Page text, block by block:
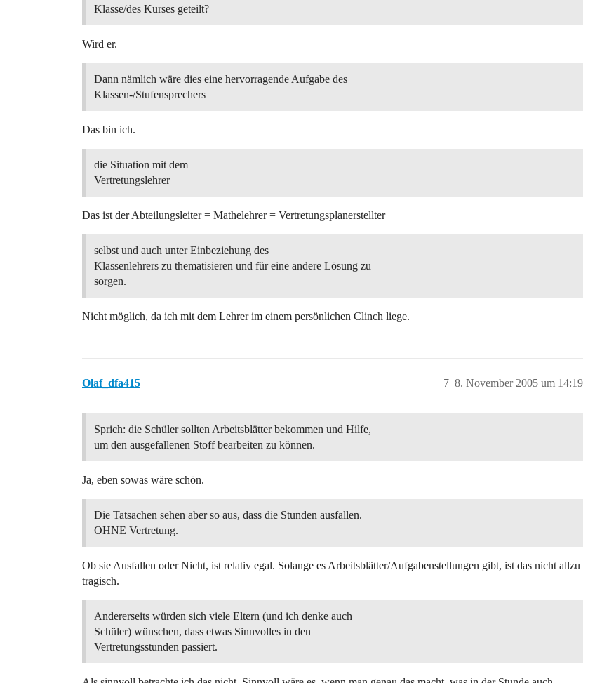
Klasse/des Kurses geteilt?
Wird er.
Dann nämlich wäre dies eine hervorragende Aufgabe des
Klassen-/Stufensprechers
Das bin ich.
die Situation mit dem
Vertretungslehrer
Das ist der Abteilungsleiter = Mathelehrer = Vertretungsplanerstellter
selbst und auch unter Einbeziehung des
Klassenlehrers zu thematisieren und für eine andere Lösung zu
sorgen.
Nicht möglich, da ich mit dem Lehrer im einem persönlichen Clinch liege.
Olaf_dfa415 8. November 2005 um 14:19
7
Sprich: die Schüler sollten Arbeitsblätter bekommen und Hilfe,
um den ausgefallenen Stoff bearbeiten zu können.
Ja, eben sowas wäre schön.
Die Tatsachen sehen aber so aus, dass die Stunden ausfallen.
OHNE Vertretung.
Ob sie Ausfallen oder Nicht, ist relativ egal. Solange es Arbeitsblätter/Aufgabenstellungen gibt, ist das nicht allzu
tragisch.
Andererseits würden sich viele Eltern (und ich denke auch
Schüler) wünschen, dass etwas Sinnvolles in den
Vertretungsstunden passiert.